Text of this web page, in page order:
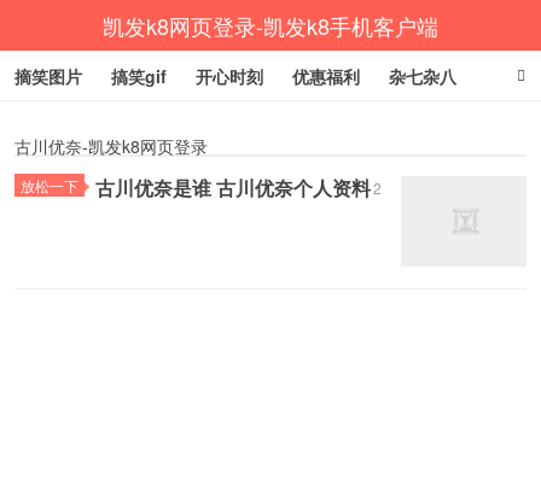
凯发k8网页登录-凯发k8手机客户端
摘笑图片 搞笑gif 开心时刻 优惠福利 杂七杂八
古川优奈-凯发k8网页登录
放松一下 古川优奈是谁 古川优奈个人资料2